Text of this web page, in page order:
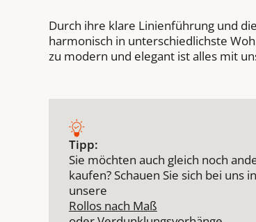
Durch ihre klare Linienführung und
harmonisch in unterschiedlichste
zu modern und elegant ist alles mit
Tipp:
Sie möchten auch gleich noch
kaufen? Schauen Sie sich bei
unsere
Rollos nach Maß